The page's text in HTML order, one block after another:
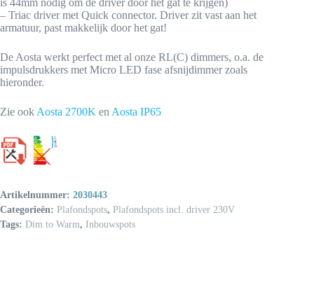
is 44mm nodig om de driver door het gat te krijgen)
– Triac driver met Quick connector. Driver zit vast aan het
armatuur, past makkelijk door het gat!
De Aosta werkt perfect met al onze RL(C) dimmers, o.a. de
impulsdrukkers met Micro LED fase afsnijdimmer zoals
hieronder.
Zie ookAosta 2700K enAosta IP65
Artikelnummer: 2030443
Categorieën: Plafondspots, Plafondspots incl. driver 230V
Tags: Dim to Warm, Inbouwspots